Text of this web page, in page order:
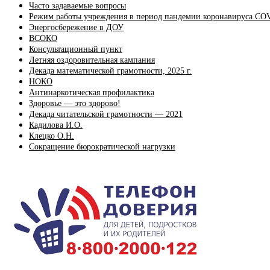
Часто задаваемые вопросы
Режим работы учреждения в период пандемии коронавируса
Энергосбережение в ДОУ
ВСОКО
Консультационный пункт
Летняя оздоровительная кампания
Декада математической грамотности, 2025 г.
НОКО
Антинаркотическая профилактика
Здоровье — это здорово!
Декада читательской грамотности — 2021
Кадилова И.О.
Клецко О.Н.
Сокращение бюрократической нагрузки